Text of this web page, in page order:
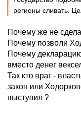
регионы сливать.
Почему же не
Почему позволи
Почему
вместо денег
Так кто враг -
закон или
выступил ?